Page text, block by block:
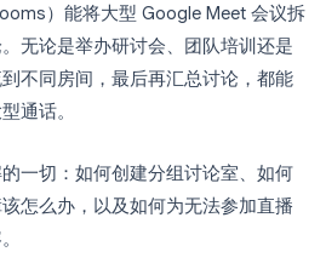
）能将大型 Google Meet 会议拆
无论是举办研讨会、团队培训还是
不同房间，最后再汇总讨论，都能
通话。
一切：如何创建分组讨论室、如何
怎么办，以及如何为无法参加直播